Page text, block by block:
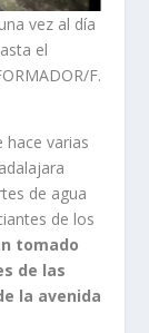
vez al día
el
F.
hace varias
de agua
de los
tomado
de las
la avenida